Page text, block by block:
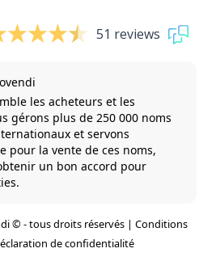
51 reviews
les acheteurs et les
gérons plus de 250 000 noms
et servons
pour la vente de ces noms,
un bon accord pour
© - tous droits réservés | Conditions
de confidentialité